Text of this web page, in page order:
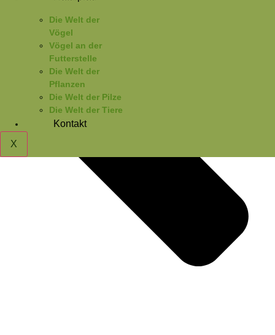
Die Welt der
Vögel
Vögel an der
Futterstelle
Die Welt der
Pflanzen
Die Welt der Pilze
Die Welt der Tiere
Kontakt
X